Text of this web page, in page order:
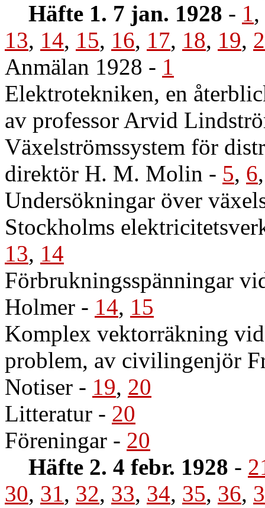
Häfte 1. 7 jan. 1928 - 1,
13, 14, 15, 16, 17, 18, 19,
Anmälan 1928 - 1
Elektrotekniken, en
av professor Arvid
Växelströmssystem för
direktör H. M. Molin - 5, 6
Undersökningar över
Stockholms
13, 14
Förbrukningsspänningar
Holmer - 14, 15
Komplex vektorräkning
problem, av civilingenjör
Notiser - 19, 20
Litteratur - 20
Föreningar - 20
Häfte 2. 4 febr. 1928 -
30, 31, 32, 33, 34, 35, 36,